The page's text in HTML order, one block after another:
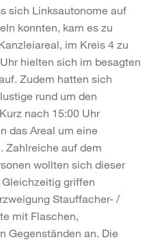
sich Linksautonome auf
konnten, kam es zu
im Kreis 4 zu
hielten sich im besagten
Zudem hatten sich
rund um den
nach 15:00 Uhr
das Areal um eine
Zahlreiche auf dem
wollten sich dieser
griffen
Stauffacher- /
mit Flaschen,
Gegenständen an. Die